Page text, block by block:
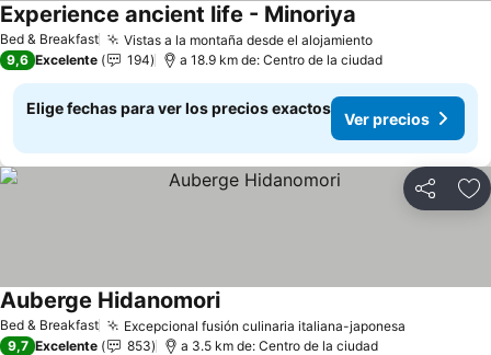
Bed & Breakfast Vistas a la montaña desde el alojamientoVer precios
Experience ancient life - Minoriya
9,6 Excelente 194 a 18.9 km de: Centro de la ciudad
Elige fechas para ver los precios exactos
Ver precios
Compartir
Bed & Breakfast Excepcional fusión culinaria italiana-japonesa
Auberge HidanomoriVer precios
9,7 Excelente 853 a 3.5 km de: Centro de la ciudad